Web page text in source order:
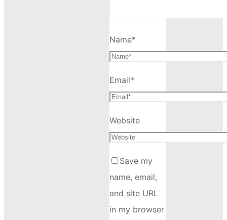
Name*
Email*
Website
Save my
name, email,
and site URL
in my browser